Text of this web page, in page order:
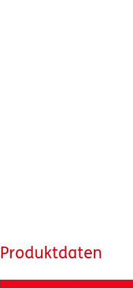
Produktdaten